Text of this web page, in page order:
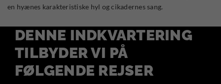
en hyænes karakteristiske hyl og cikadernes sang.
DENNE INDKVARTERING
TILBYDER VI PÅ
FØLGENDE REJSER